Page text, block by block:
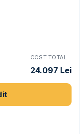
COST TOTAL
24.097 Lei